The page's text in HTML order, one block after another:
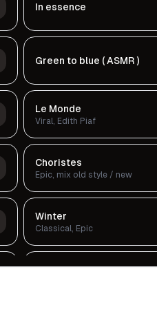
In essence
Green to blue ( ASMR )
Le Monde
Viral, Edith Piaf
Choristes
Epic, mix old style / new
Winter
Classical, Epic
Tranquil Waterfall Sound